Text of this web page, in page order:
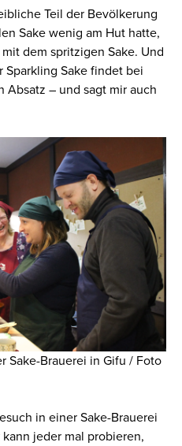
Teil der Bevölkerung
Sake wenig am Hut hatte,
dem spritzigen Sake. Und
Sake findet bei
– und sagt mir auch
Sake-Brauerei in Gifu / Foto
in einer Sake-Brauerei
jeder mal probieren,